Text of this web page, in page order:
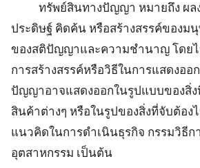
ทรัพย์สินทางปัญญา หมายถึง ผลง
ประดิษฐ์ คิดค้น หรือสร้างสรรค์ของม
ของสติปัญญาและความชำนาญ โดย
การสร้างสรรค์หรือวิธีในการแสดงออ
ปัญญาอาจแสดงออกในรูปแบบของสิ่ง
สินค้าต่างๆ หรือในรูปของสิ่งที่จับต้อง
แนวคิดในการดำเนินธุรกิจ กรรมวิธีก
อุตสาหกรรม เป็นต้น